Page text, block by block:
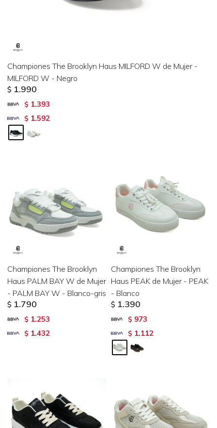
Championes The Brooklyn Haus MILFORD W de Mujer -
MILFORD W - Negro
$ 1.990
$ 1.393
$ 1.592
Championes The Brooklyn
Haus PALM BAY W de Mujer
- PALM BAY W - Blanco-gris
$ 1.790
$ 1.253
$ 1.432
Championes The Brooklyn
Haus PEAK de Mujer - PEAK
- Blanco
$ 1.390
$ 973
$ 1.112